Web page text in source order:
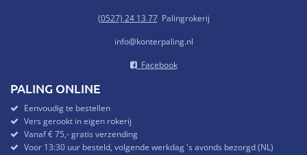
(0527) 24 13 77Palingrokerij
info@konterpaling.nl
Facebook
PALING ONLINE
Eenvoudig te bestellen
Vers gerookt in eigen rokerij
Vanaf € 75,- gratis verzending
Voor 13:30 uur besteld, volgende werkdag 's avonds bezorgd (NL)